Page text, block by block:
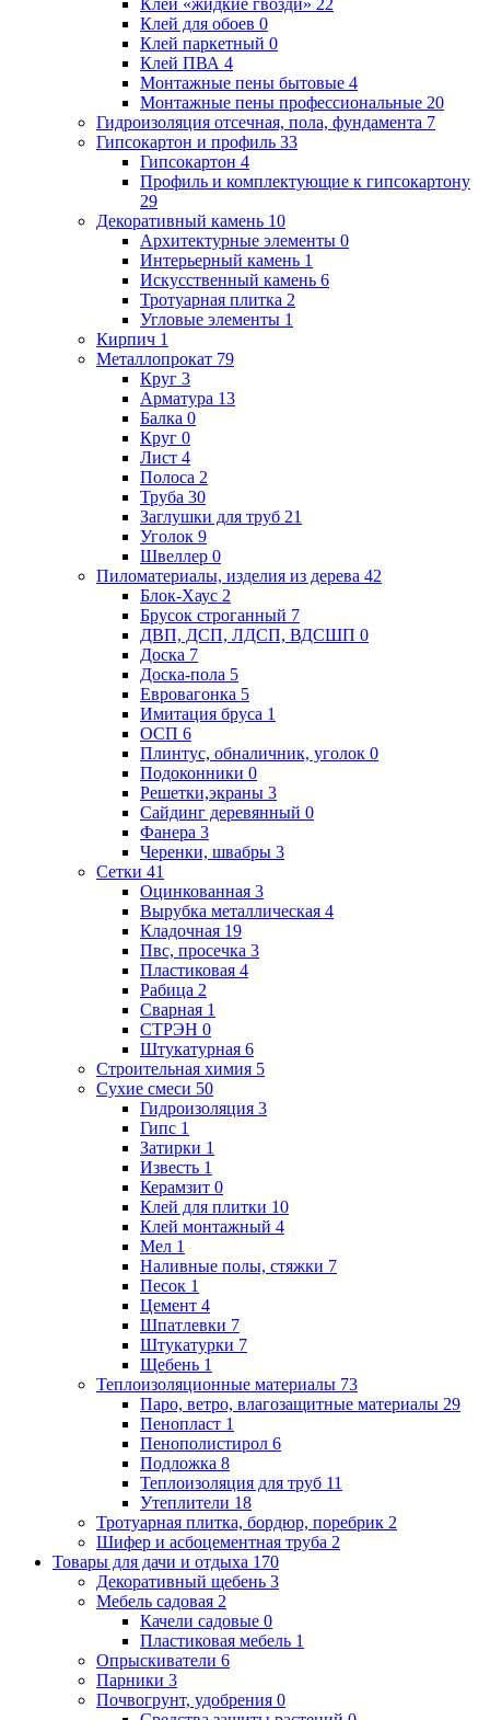
Клей «жидкие гвозди» 22
Клей для обоев 0
Клей паркетный 0
Клей ПВА 4
Монтажные пены бытовые 4
Монтажные пены профессиональные 20
Гидроизоляция отсечная, пола, фундамента 7
Гипсокартон и профиль 33
Гипсокартон 4
Профиль и комплектующие к гипсокартону
29
Декоративный камень 10
Архитектурные элементы 0
Интерьерный камень 1
Искусственный камень 6
Тротуарная плитка 2
Угловые элементы 1
Кирпич 1
Металлопрокат 79
Круг 3
Арматура 13
Балка 0
Круг 0
Лист 4
Полоса 2
Труба 30
Заглушки для труб 21
Уголок 9
Швеллер 0
Пиломатериалы, изделия из дерева 42
Блок-Хаус 2
Брусок строганный 7
ДВП, ДСП, ЛДСП, ВДСШП 0
Доска 7
Доска-пола 5
Евровагонка 5
Имитация бруса 1
ОСП 6
Плинтус, обналичник, уголок 0
Подоконники 0
Решетки,экраны 3
Сайдинг деревянный 0
Фанера 3
Черенки, швабры 3
Сетки 41
Оцинкованная 3
Вырубка металлическая 4
Кладочная 19
Пвс, просечка 3
Пластиковая 4
Рабица 2
Сварная 1
СТРЭН 0
Штукатурная 6
Строительная химия 5
Сухие смеси 50
Гидроизоляция 3
Гипс 1
Затирки 1
Известь 1
Керамзит 0
Клей для плитки 10
Клей монтажный 4
Мел 1
Наливные полы, стяжки 7
Песок 1
Цемент 4
Шпатлевки 7
Штукатурки 7
Щебень 1
Теплоизоляционные материалы 73
Паро, ветро, влагозащитные материалы 29
Пенопласт 1
Пенополистирол 6
Подложка 8
Теплоизоляция для труб 11
Утеплители 18
Тротуарная плитка, бордюр, поребрик 2
Шифер и асбоцементная труба 2
Товары для дачи и отдыха 170
Декоративный щебень 3
Мебель садовая 2
Качели садовые 0
Пластиковая мебель 1
Опрыскиватели 6
Парники 3
Почвогрунт, удобрения 0